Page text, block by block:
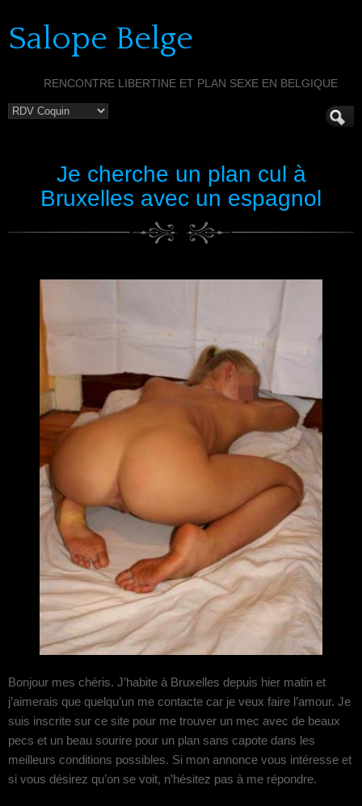
Salope Belge
RENCONTRE LIBERTINE ET PLAN SEXE EN BELGIQUE
Je cherche un plan cul à
Bruxelles avec un espagnol
Bonjour mes chéris. J’habite à Bruxelles depuis hier matin et
j’aimerais que quelqu’un me contacte car je veux faire l’amour. Je
suis inscrite sur ce site pour me trouver un mec avec de beaux
pecs et un beau sourire pour un plan sans capote dans les
meilleurs conditions possibles. Si mon annonce vous intéresse et
si vous désirez qu’on se voit, n’hésitez pas à me répondre.